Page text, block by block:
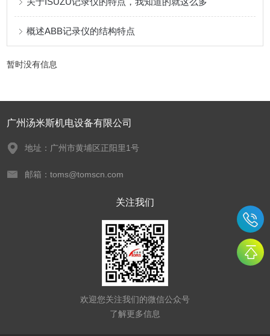
概述ABB记录仪的结构特点
暂时没有信息
广州汤米斯机电设备有限公司
地址：广州市黄埔区正阳里1号
邮箱：toms@tomscn.com
关注我们
欢迎您关注我们的微信公众号
了解更多信息